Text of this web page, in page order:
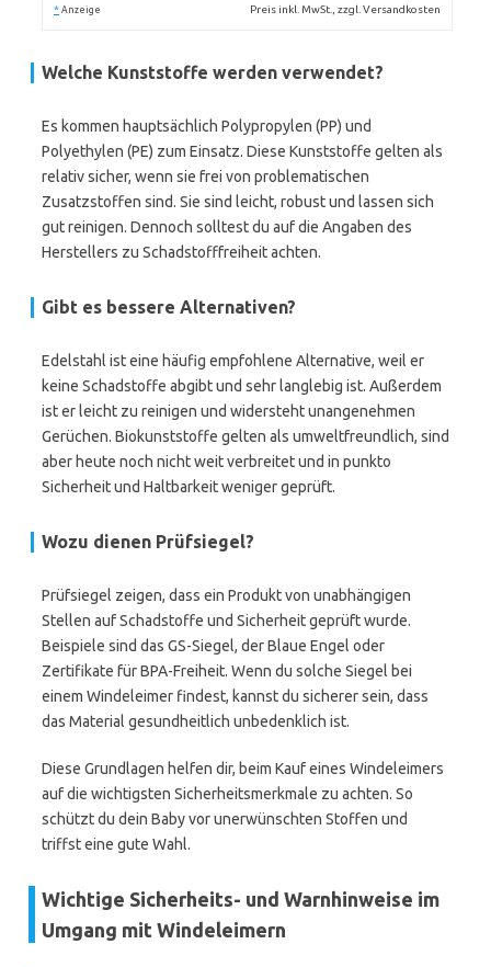
* Anzeige Preis inkl. MwSt., zzgl. Versandkosten
Welche Kunststoffe werden verwendet?
Es kommen hauptsächlich Polypropylen (PP) und
Polyethylen (PE) zum Einsatz. Diese Kunststoffe gelten als
relativ sicher, wenn sie frei von problematischen
Zusatzstoffen sind. Sie sind leicht, robust und lassen sich
gut reinigen. Dennoch solltest du auf die Angaben des
Herstellers zu Schadstofffreiheit achten.
Gibt es bessere Alternativen?
Edelstahl ist eine häufig empfohlene Alternative, weil er
keine Schadstoffe abgibt und sehr langlebig ist. Außerdem
ist er leicht zu reinigen und widersteht unangenehmen
Gerüchen. Biokunststoffe gelten als umweltfreundlich, sind
aber heute noch nicht weit verbreitet und in punkto
Sicherheit und Haltbarkeit weniger geprüft.
Wozu dienen Prüfsiegel?
Prüfsiegel zeigen, dass ein Produkt von unabhängigen
Stellen auf Schadstoffe und Sicherheit geprüft wurde.
Beispiele sind das GS-Siegel, der Blaue Engel oder
Zertifikate für BPA-Freiheit. Wenn du solche Siegel bei
einem Windeleimer findest, kannst du sicherer sein, dass
das Material gesundheitlich unbedenklich ist.
Diese Grundlagen helfen dir, beim Kauf eines Windeleimers
auf die wichtigsten Sicherheitsmerkmale zu achten. So
schützt du dein Baby vor unerwünschten Stoffen und
triffst eine gute Wahl.
Wichtige Sicherheits- und Warnhinweise im
Umgang mit Windeleimern